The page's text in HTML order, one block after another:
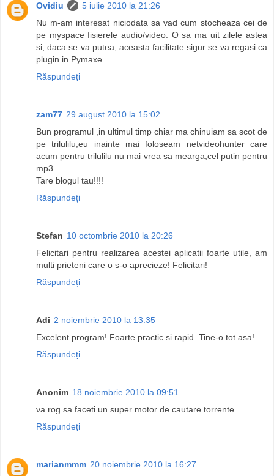
Ovidiu
5 iulie 2010 la 21:26
Nu m-am interesat niciodata sa vad cum stocheaza cei de
pe myspace fisierele audio/video. O sa ma uit zilele astea
si, daca se va putea, aceasta facilitate sigur se va regasi ca
plugin in Pymaxe.
Răspundeți
zam77 29 august 2010 la 15:02
Bun programul ,in ultimul timp chiar ma chinuiam sa scot de
pe trilulilu,eu inainte mai foloseam netvideohunter care
acum pentru trilulilu nu mai vrea sa mearga,cel putin pentru
mp3.
Tare blogul tau!!!!
Răspundeți
Stefan 10 octombrie 2010 la 20:26
Felicitari pentru realizarea acestei aplicatii foarte utile, am
multi prieteni care o s-o aprecieze! Felicitari!
Răspundeți
Adi 2 noiembrie 2010 la 13:35
Excelent program! Foarte practic si rapid. Tine-o tot asa!
Răspundeți
Anonim 18 noiembrie 2010 la 09:51
va rog sa faceti un super motor de cautare torrente
Răspundeți
marianmmm 20 noiembrie 2010 la 16:27